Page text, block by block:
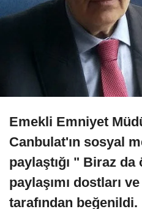
Emekli Emniyet
Canbulat'ın sosyal
paylaştığı " Biraz da
paylaşımı dostları
tarafından beğenildi.